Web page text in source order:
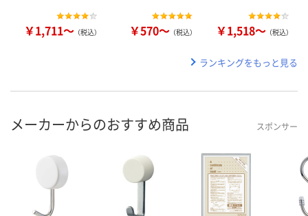
￥1,711～ （税込） ￥570～ （税込） ￥1,518～ （税込）
ランキングをもっと見る
メーカーからのおすすめ商品 スポンサー